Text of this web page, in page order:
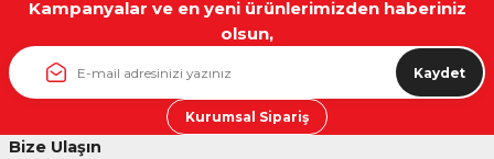
Kampanyalar ve en yeni ürünlerimizden haberiniz
olsun,
Kaydet
Kurumsal Sipariş
Bize Ulaşın